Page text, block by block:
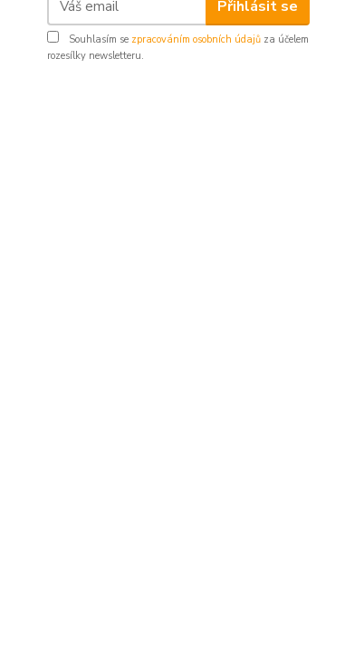
Přihlásit se
Souhlasím se zpracováním osobních údajů za účelem
rozesílky newsletteru.